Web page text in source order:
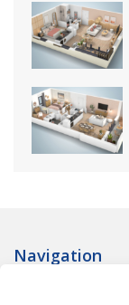
Navigation